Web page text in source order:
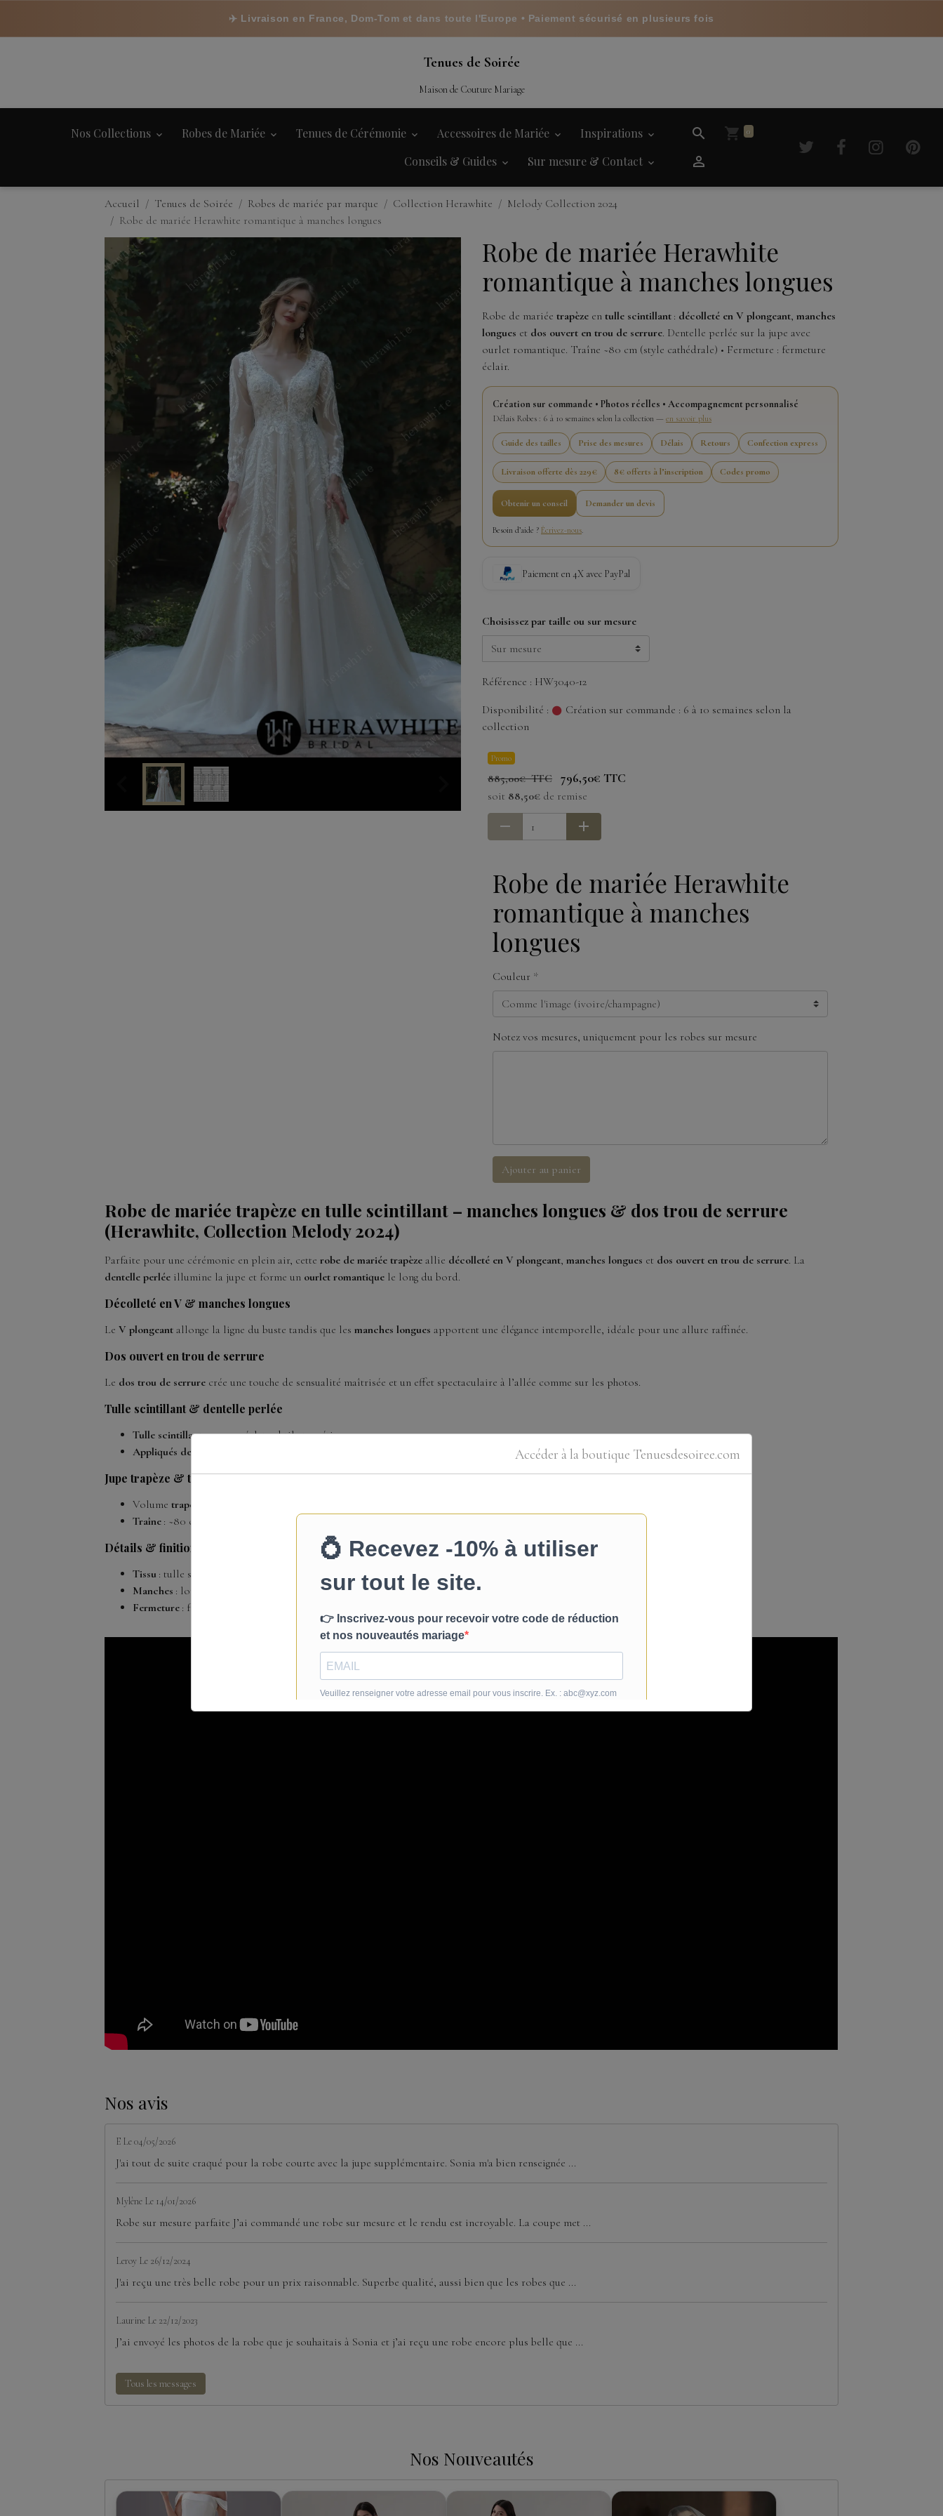
✈️ Livraison en France, Dom-Tom et dans toute l'Europe • Paiement sécurisé en plusieurs fois
Tenues de Soirée
Maison de Couture Mariage
Nos Collections Robes de Mariée Tenues de Cérémonie Accessoires de Mariée
Inspirations
Conseils & Guides
Sur mesure & Contact
0
Accueil Tenues de Soirée Robes de mariée par marque Collection Herawhite
Melody Collection 2024
Robe de mariée Herawhite romantique à manches longues
Robe de mariée Herawhite
romantique à manches longues
Robe de mariée trapèze en tulle scintillant : décolleté en V plongeant, manches
longues et dos ouvert en trou de serrure. Dentelle perlée sur la jupe avec
ourlet romantique. Traîne ~80 cm (style cathédrale) • Fermeture : fermeture
éclair.
Création sur commande • Photos réelles • Accompagnement personnalisé
Délais Robes : 6 à 10 semaines selon la collection — en savoir plus
Guide des tailles Prise des mesures Délais Retours Confection express
Livraison offerte dès 229€ 8€ offerts à l’inscription Codes promo
Obtenir un conseil Demander un devis
Besoin d’aide ? Écrivez-nous.
Paiement en 4X avec PayPal
Choisissez par taille ou sur mesure
Référence : HW3040-12
Disponibilité :
Création sur commande : 6 à 10 semaines selon la
collection
Promo
885,00€ TTC 796,50€ TTC
soit 88,50€ de remise
Robe de mariée Herawhite
romantique à manches
longues
Couleur
Notez vos mesures, uniquement pour les robes sur mesure
Ajouter au panier
Robe de mariée trapèze en tulle scintillant – manches longues & dos trou de serrure
(Herawhite, Collection Melody 2024)
Parfaite pour une cérémonie en plein air, cetterobe de mariée trapèze allie décolleté en V plongeant,manches longues et dos ouvert en trou de serrure. La
dentelle perlée illumine la jupe et forme un ourlet romantique le long du bord.
Décolleté en V & manches longues
LeV plongeant allonge la ligne du buste tandis que lesmanches longues apportent une élégance intemporelle, idéale pour une allure raffinée.
Dos ouvert en trou de serrure
Le dos trou de serrure crée une touche de sensualité maîtrisée et un effet spectaculaire à l’allée comme sur les photos.
Tulle scintillant & dentelle perlée
Tulle scintillantpour un éclat subtil et poétique.
Appliqués de dentelle perlée
Jupe trapèze & traîne cathédrale
Volumetrapèze
Traîne : ~80 cm (style cathédrale) pour une entrée majestueuse.
Détails & finitions
Tissu : tulle scintillant.
Manches : longues.
Fermeture : fermeture éclair.
Nos avis
E Le 04/05/2026
J'ai tout de suite craqué pour la robe courte avec la jupe supplémentaire. Sonia m'a bien renseignée ...
Mylène Le 14/01/2026
Robe sur mesure parfaite J’ai commandé une robe sur mesure et le rendu est incroyable. La coupe met ...
Leroy Le 26/12/2024
J'ai reçu une très belle robe pour un prix raisonnable. Superbe qualité, aussi bien que les robes que ...
Laurine Le 22/12/2023
J’ai envoyé les photos de la robe que je souhaitais à Sonia et j’ai reçu une robe encore plus belle que ...
Tous les messages
Nos Nouveautés
Accéder à la boutique Tenuesdesoiree.com